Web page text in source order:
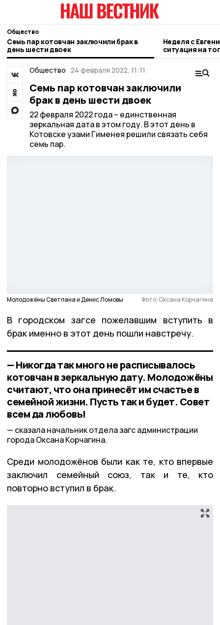
Общество
Семь пар котовчан заключили брак в
день шести двоек
Неделя с
ситуация на
городе и
Общество 24 февраля 2022, 11:11
Семь пар котовчан заключили
брак в день шести двоек
22 февраля 2022 года – единственная
зеркальная дата в этом году. В этот день в
Котовске узами Гименея решили связать себя
семь пар.
Молодожёны Светлана и Денис Ломовы Фото: Оксана Корчагина
В городском загсе пожелавшим вступить в
брак именно в этот день пошли навстречу.
— Никогда так много не расписывалось
котовчан в зеркальную дату. Молодожёны
считают, что она принесёт им счастье в
семейной жизни. Пусть так и будет. Совет
всем да любовь!
сказала начальник отдела загс администрации
города Оксана Корчагина.
Среди молодожёнов были как те, кто впервые
заключил семейный союз, так и те, кто
повторно вступил в брак.